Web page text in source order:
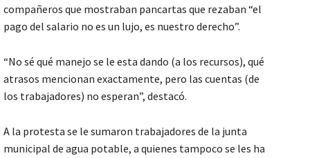
compañeros que mostraban pancartas que rezaban “el
pago del salario no es un lujo, es nuestro derecho”.
“No sé qué manejo se le esta dando (a los recursos), qué
atrasos mencionan exactamente, pero las cuentas (de
los trabajadores) no esperan”, destacó.
A la protesta se le sumaron trabajadores de la junta
municipal de agua potable, a quienes tampoco se les ha